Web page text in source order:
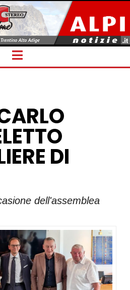
Navigation
DI
dell'assemblea